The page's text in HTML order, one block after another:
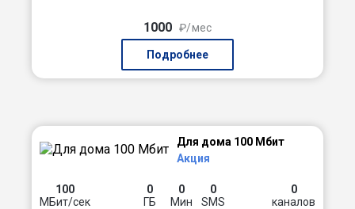
1000 ₽/мес
Подробнее
Для дома 100 Мбит
Акция
100
МБит/сек
0
ГБ
0
Мин
0
SMS
0
каналов